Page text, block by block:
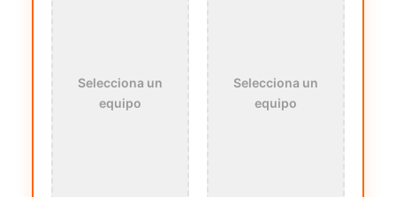
Selecciona un
equipo
Selecciona un
equipo